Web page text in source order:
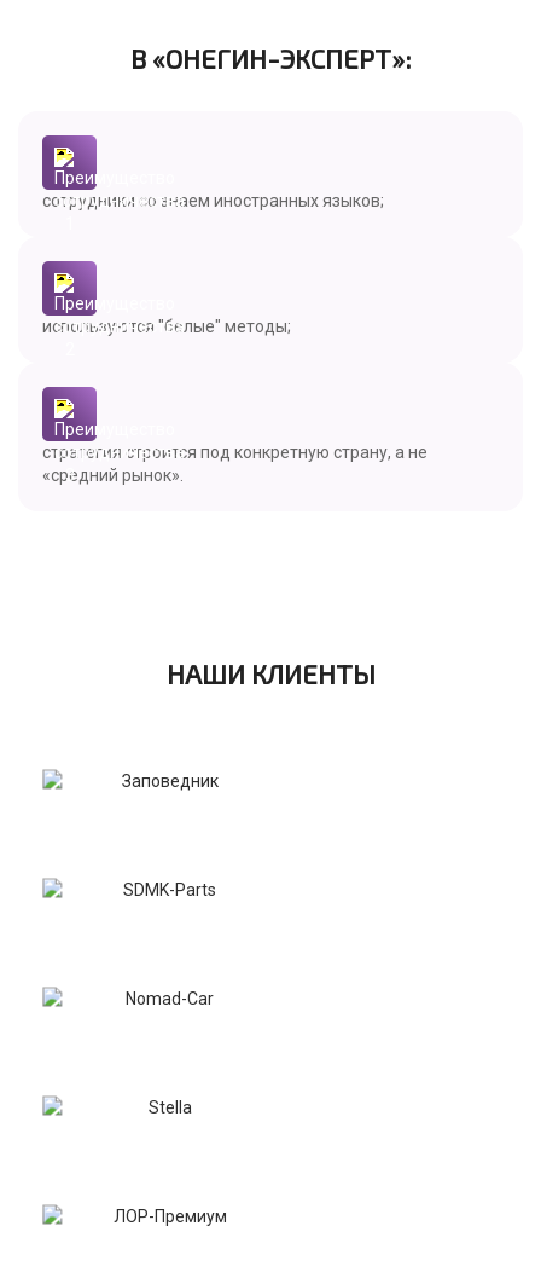
В «ОНЕГИН-ЭКСПЕРТ»:
сотрудники со знаем иностранных языков;
используются "белые" методы;
стратегия строится под конкретную страну, а не
«средний рынок».
НАШИ КЛИЕНТЫ